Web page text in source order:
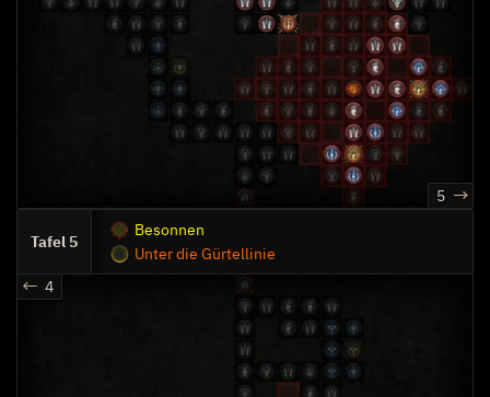
5
5
Besonnen
Unter die Gürtellinie
4